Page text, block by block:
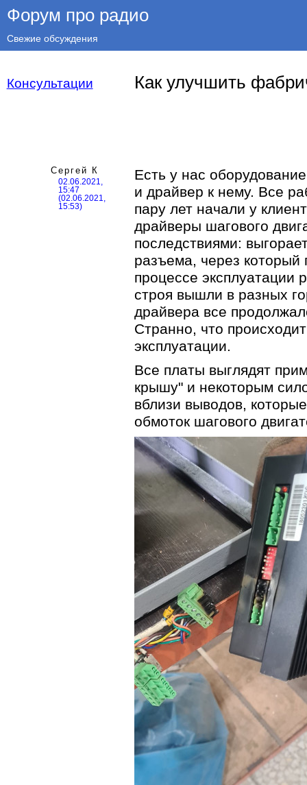
Форум про радио
Свежие обсуждения
Консультации Как улучшить
Сергей К
02.06.2021,
15:47
(02.06.2021,
15:53)
Есть у нас
и драйвер к нему. Все
пару лет начали у
драйверы шагового
последствиями:
разъема, через который
процессе эксплуатации
строя вышли в разных
драйвера все
Странно, что
эксплуатации.
Все платы выглядят
крышу" и некоторым
вблизи выводов,
обмоток шагового